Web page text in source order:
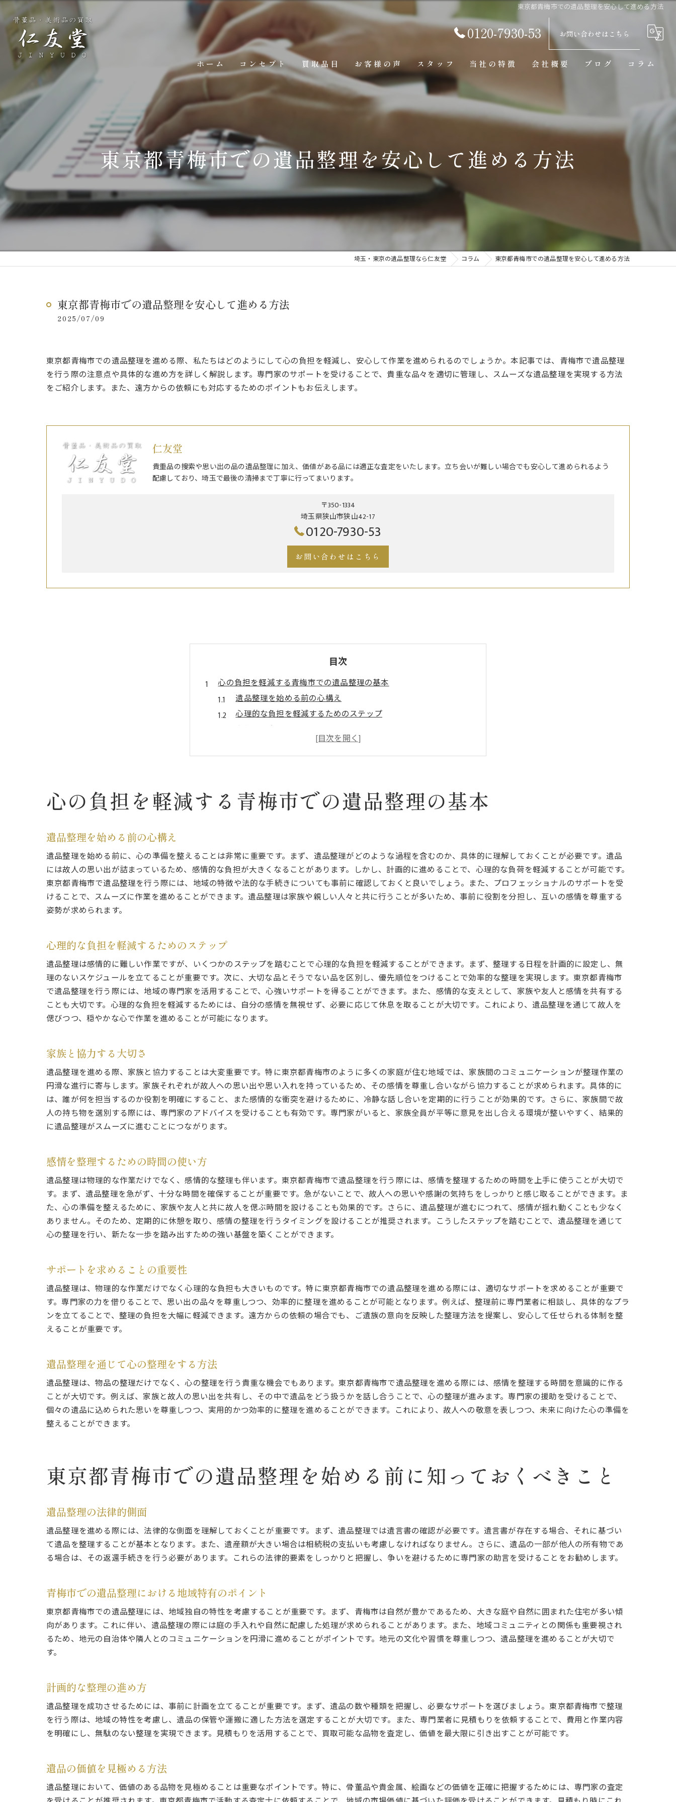
東京都青梅市での遺品整理を安心して進める方法
0120-7930-53 お問い合わせはこちら
ホーム コンセプト 買取品目 お客様の声 スタッフ 当社の特徴
買取
見積り
美術品
東京の遺品整理
会社概要 ブログ コラム
東京都青梅市での遺品整理を安心して進める方法
埼玉・東京の遺品整理なら仁友堂 コラム 東京都青梅市での遺品整理を安心して進める方法
東京都青梅市での遺品整理を安心して進める方法
2025/07/09
東京都青梅市での遺品整理を進める際、私たちはどのようにして心の負担を軽減し、安心して作業を進められるのでしょうか。本記事では、青梅市で遺品整理
を行う際の注意点や具体的な進め方を詳しく解説します。専門家のサポートを受けることで、貴重な品々を適切に管理し、スムーズな遺品整理を実現する方法
をご紹介します。また、遠方からの依頼にも対応するためのポイントもお伝えします。
仁友堂
貴重品の捜索や思い出の品の遺品整理に加え、価値がある品には適正な査定をいたします。立ち会いが難しい場合でも安心して進められるよう
配慮しており、埼玉で最後の清掃まで丁寧に行ってまいります。
〒350-1334
埼玉県狭山市狭山42-17
0120-7930-53
お問い合わせはこちら
目次
心の負担を軽減する青梅市での遺品整理の基本
遺品整理を始める前の心構え
心理的な負担を軽減するためのステップ
家族と協力する大切さ
感情を整理するための時間の使い方
サポートを求めることの重要性
東京都青梅市での遺品整理を始める前に知っておくべきこと
遺品整理の法律的側面
遺品の価値を見極める方法
必要な書類の準備
整理にかかる時間と労力の見積もり
遺品整理のプロが教える東京都青梅市でのスムーズな進行法
専門家のアドバイスを活用する
費用対効果を考える
遺品整理業者の選び方
青梅市の遺品整理における専門家のサポートを活用する方法
専門家との信頼関係の築き方
費用の透明性を確認する
遺品整理の専門家が提供するサービス内容
専門家と一緒に作業する際の心得
遠方からでも安心！青梅市での遺品整理を成功させるためのポイント
遺族の立ち会いが難しい場合の対応
遠方からの手続きに必要な情報
コミュニケーションを円滑にする方法
貴重品の管理を徹底する青梅市での遺品整理のステップ
デジタル遺品の管理
貴重品の保管場所の選び方
遺品の整理と保管を両立させる方法
整理の進捗を確認する方法
遺品の処分方法を考える
計画の見直しと調整
環境に優しい遺品整理の実践
遺品整理におけるセキュリティ対策
プロフェッショナルなアプローチを採用する
心の負担を軽減する青梅市での遺品整理の基本
遺品整理を始める前の心構え
遺品整理を始める前に、心の準備を整えることは非常に重要です。まず、遺品整理がどのような過程を含むのか、具体的に理解しておくことが必要です。遺品
には故人の思い出が詰まっているため、感情的な負担が大きくなることがあります。しかし、計画的に進めることで、心理的な負荷を軽減することが可能です。
東京都青梅市で遺品整理を行う際には、地域の特徴や法的な手続きについても事前に確認しておくと良いでしょう。また、プロフェッショナルのサポートを受
けることで、スムーズに作業を進めることができます。遺品整理は家族や親しい人々と共に行うことが多いため、事前に役割を分担し、互いの感情を尊重する
姿勢が求められます。
心理的な負担を軽減するためのステップ
遺品整理は感情的に難しい作業ですが、いくつかのステップを踏むことで心理的な負担を軽減することができます。まず、整理する日程を計画的に設定し、無
理のないスケジュールを立てることが重要です。次に、大切な品とそうでない品を区別し、優先順位をつけることで効率的な整理を実現します。東京都青梅市
で遺品整理を行う際には、地域の専門家を活用することで、心強いサポートを得ることができます。また、感情的な支えとして、家族や友人と感情を共有する
ことも大切です。心理的な負担を軽減するためには、自分の感情を無視せず、必要に応じて休息を取ることが大切です。これにより、遺品整理を通じて故人を
偲びつつ、穏やかな心で作業を進めることが可能になります。
家族と協力する大切さ
遺品整理を進める際、家族と協力することは大変重要です。特に東京都青梅市のように多くの家庭が住む地域では、家族間のコミュニケーションが整理作業の
円滑な進行に寄与します。家族それぞれが故人への思い出や思い入れを持っているため、その感情を尊重し合いながら協力することが求められます。具体的に
は、誰が何を担当するのか役割を明確にすること、また感情的な衝突を避けるために、冷静な話し合いを定期的に行うことが効果的です。さらに、家族間で故
人の持ち物を選別する際には、専門家のアドバイスを受けることも有効です。専門家がいると、家族全員が平等に意見を出し合える環境が整いやすく、結果的
に遺品整理がスムーズに進むことにつながります。
感情を整理するための時間の使い方
遺品整理は物理的な作業だけでなく、感情的な整理も伴います。東京都青梅市で遺品整理を行う際には、感情を整理するための時間を上手に使うことが大切で
す。まず、遺品整理を急がず、十分な時間を確保することが重要です。急がないことで、故人への思いや感謝の気持ちをしっかりと感じ取ることができます。ま
た、心の準備を整えるために、家族や友人と共に故人を偲ぶ時間を設けることも効果的です。さらに、遺品整理が進むにつれて、感情が揺れ動くことも少なく
ありません。そのため、定期的に休憩を取り、感情の整理を行うタイミングを設けることが推奨されます。こうしたステップを踏むことで、遺品整理を通じて
心の整理を行い、新たな一歩を踏み出すための強い基盤を築くことができます。
サポートを求めることの重要性
遺品整理は、物理的な作業だけでなく心理的な負担も大きいものです。特に東京都青梅市での遺品整理を進める際には、適切なサポートを求めることが重要で
す。専門家の力を借りることで、思い出の品々を尊重しつつ、効率的に整理を進めることが可能となります。例えば、整理前に専門業者に相談し、具体的なプラ
ンを立てることで、整理の負担を大幅に軽減できます。遠方からの依頼の場合でも、ご遺族の意向を反映した整理方法を提案し、安心して任せられる体制を整
えることが重要です。
遺品整理を通じて心の整理をする方法
遺品整理は、物品の整理だけでなく、心の整理を行う貴重な機会でもあります。東京都青梅市で遺品整理を進める際には、感情を整理する時間を意識的に作る
ことが大切です。例えば、家族と故人の思い出を共有し、その中で遺品をどう扱うかを話し合うことで、心の整理が進みます。専門家の援助を受けることで、
個々の遺品に込められた思いを尊重しつつ、実用的かつ効率的に整理を進めることができます。これにより、故人への敬意を表しつつ、未来に向けた心の準備を
整えることができます。
東京都青梅市での遺品整理を始める前に知っておくべきこと
遺品整理の法律的側面
遺品整理を進める際には、法律的な側面を理解しておくことが重要です。まず、遺品整理では遺言書の確認が必要です。遺言書が存在する場合、それに基づい
て遺品を整理することが基本となります。また、遺産額が大きい場合は相続税の支払いも考慮しなければなりません。さらに、遺品の一部が他人の所有物であ
る場合は、その返還手続きを行う必要があります。これらの法律的要素をしっかりと把握し、争いを避けるために専門家の助言を受けることをお勧めします。
青梅市での遺品整理における地域特有のポイント
東京都青梅市での遺品整理には、地域独自の特性を考慮することが重要です。まず、青梅市は自然が豊かであるため、大きな庭や自然に囲まれた住宅が多い傾
向があります。これに伴い、遺品整理の際には庭の手入れや自然に配慮した処理が求められることがあります。また、地域コミュニティとの関係も重要視され
るため、地元の自治体や隣人とのコミュニケーションを円滑に進めることがポイントです。地元の文化や習慣を尊重しつつ、遺品整理を進めることが大切で
す。
計画的な整理の進め方
遺品整理を成功させるためには、事前に計画を立てることが重要です。まず、遺品の数や種類を把握し、必要なサポートを選びましょう。東京都青梅市で整理
を行う際は、地域の特性を考慮し、遺品の保管や運搬に適した方法を選定することが大切です。また、専門業者に見積もりを依頼することで、費用と作業内容
を明確にし、無駄のない整理を実現できます。見積もりを活用することで、買取可能な品物を査定し、価値を最大限に引き出すことが可能です。
遺品の価値を見極める方法
遺品整理において、価値のある品物を見極めることは重要なポイントです。特に、骨董品や貴金属、絵画などの価値を正確に把握するためには、専門家の査定